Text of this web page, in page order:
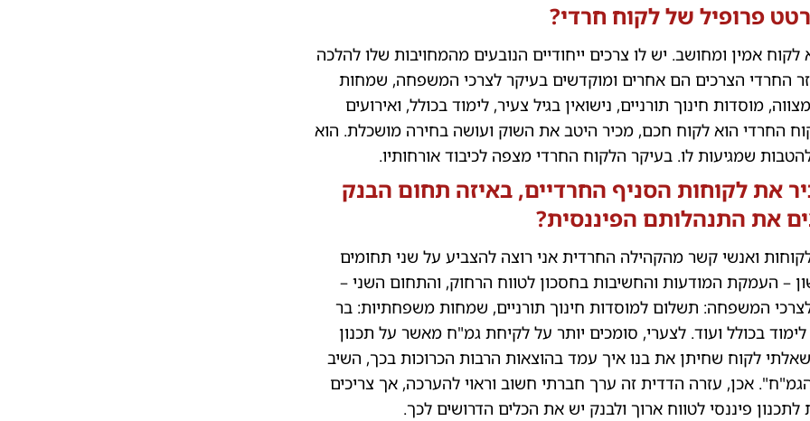
פרופיל של לקוח חרדי?
לקוח אמין ומחושב. יש לו צרכים ייחודיים הנובעים מהמחויבות שלו להלכה
החרדי הצרכים הם אחרים ומוקדשים בעיקר לצרכי המשפחה, שמחות
מוסדות חינוך תורניים, נישואין בגיל צעיר, לימוד בכולל, ואירועים
החרדי הוא לקוח חכם, מכיר היטב את השוק ועושה בחירה מושכלת. הוא
שמגיעות לו. בעיקר הלקוח החרדי מצפה לכיבוד אורחותיו.
את לקוחות הסניף החרדיים, באיזה תחום הבנק
את התנהלותם הפיננסית?
ואנשי קשר מהקהילה החרדית אני רוצה להצביע על שני תחומים
– העמקת המודעות והחשיבות בחסכון לטווח הרחוק, והתחום השני –
לצרכי המשפחה: תשלום למוסדות חינוך תורניים, שמחות משפחתיות: בר
לימוד בכולל ועוד. לצערי, סומכים יותר על לקיחת גמ"ח מאשר על תכנון
לקוח שחיתן את בנו איך עמד בהוצאות הרבות הכרוכות בכך, השיב
אכן, עזרה הדדית זה ערך חברתי חשוב וראוי להערכה, אך צריכים
פיננסי לטווח ארוך ולבנק יש את הכלים הדרושים לכך.